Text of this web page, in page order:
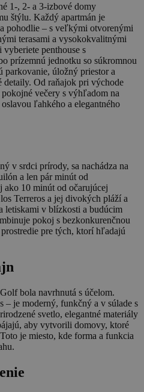
1-, 2- a 3-izbové domy
štýlu. Každý apartmán je
pohodlie – s veľkými otvorenými
terasami a vysokokvalitnými
penthouse s
prízemnú jednotku so súkromnou
parkovanie, úložný priestor a
Od raňajok pri východe
večery s výhľadom na
ľahkého a elegantného
v srdci prírody, sa nachádza na
a len pár minút od
ako 10 minút od očarujúcej
Terreros a jej divokých pláží a
letiskami v blízkosti a budúcim
pokoj s bezkonkurenčnou
pre tých, ktorí hľadajú
bola navrhnutá s účelom.
– je moderný, funkčný a v súlade s
svetlo, elegantné materiály
aby vytvorili domovy, ktoré
je miesto, kde forma a funkcia